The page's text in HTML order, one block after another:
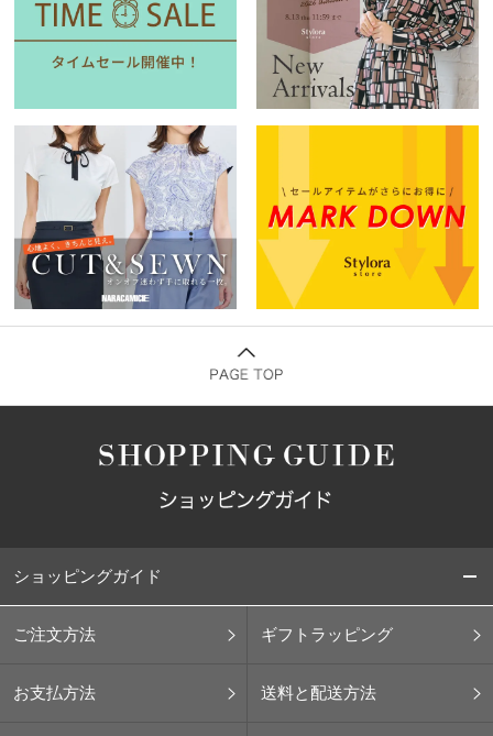
ショッピングガイド
ご注文方法 ギフトラッピング
お支払方法 送料と配送方法